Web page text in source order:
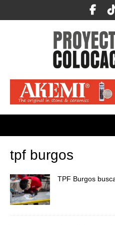
tpf burgos
TPF Burgos